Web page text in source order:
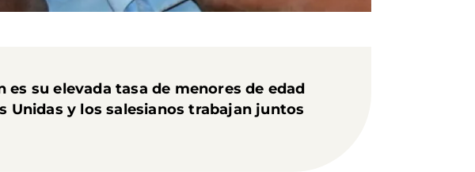
su elevada tasa de menores de edad
y los salesianos trabajan juntos